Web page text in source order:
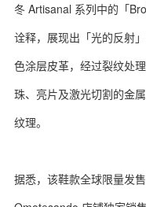
冬 Artisanal 系列中的「
诠释，展现出「光的反射
色涂层皮革，经过裂纹处
珠、亮片及激光切割的金
纹理。
据悉，该鞋款全球限量发